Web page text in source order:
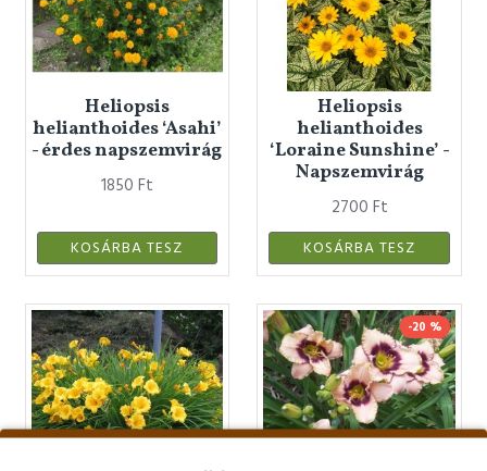
Heliopsis
helianthoides ‘Asahi’
- érdes napszemvirág
1850 Ft
KOSÁRBA TESZ
Heliopsis
helianthoides
‘Loraine Sunshine’ -
Napszemvirág
2700 Ft
KOSÁRBA TESZ
-20 %